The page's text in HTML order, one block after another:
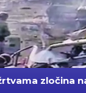
zločina